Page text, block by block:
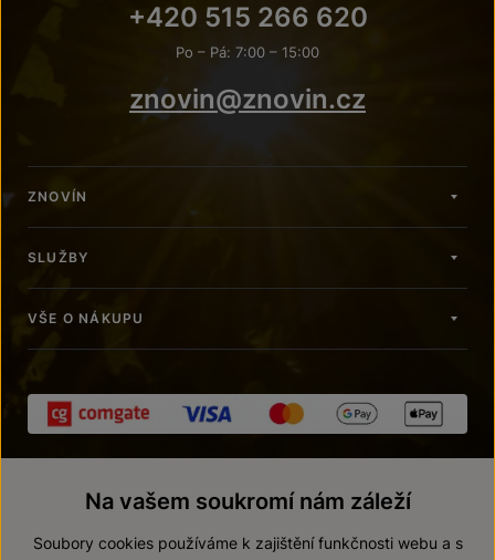
+420 515 266 620
Po – Pá: 7:00 – 15:00
znovin@znovin.cz
ZNOVÍN
SLUŽBY
VŠE O NÁKUPU
Na vašem soukromí nám záleží
Soubory cookies používáme k zajištění funkčnosti webu a s